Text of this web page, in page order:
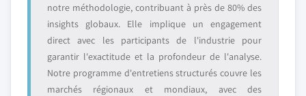
notre méthodologie, contribuant à près de 80% des
insights globaux. Elle implique un engagement
direct avec les participants de l'industrie pour
garantir l'exactitude et la profondeur de l'analyse.
Notre programme d'entretiens structurés couvre les
marchés régionaux et mondiaux, avec des